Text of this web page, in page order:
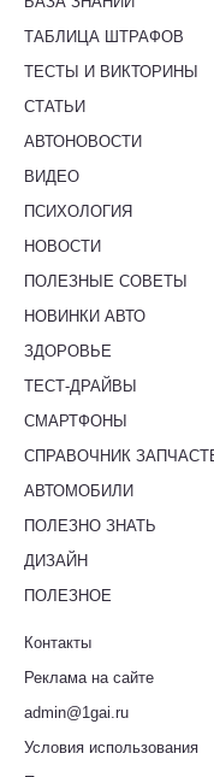
ТАБЛИЦА ШТРАФОВ
ТЕСТЫ И ВИКТОРИНЫ
СТАТЬИ
АВТОНОВОСТИ
ВИДЕО
ПСИХОЛОГИЯ
НОВОСТИ
ПОЛЕЗНЫЕ СОВЕТЫ
НОВИНКИ АВТО
ЗДОРОВЬЕ
ТЕСТ-ДРАЙВЫ
СМАРТФОНЫ
СПРАВОЧНИК
АВТОМОБИЛИ
ПОЛЕЗНО ЗНАТЬ
ДИЗАЙН
ПОЛЕЗНОЕ
Контакты
Реклама на сайте
admin@1gai.ru
Условия использования